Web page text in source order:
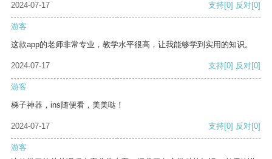
2024-07-17 支持[0] 反对[0]
游客
这款app的老师非常专业，教学水平很高，让我能够学到实用的知识。
2024-07-17 支持[0] 反对[0]
游客
梯子神器，ins随便看，美美哒！
2024-07-17 支持[0] 反对[0]
游客